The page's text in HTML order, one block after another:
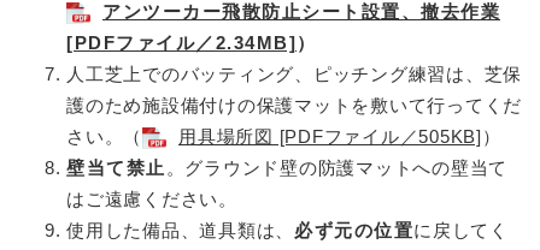
アンツーカー飛散防止シート設置、撤去作業
[PDFファイル／2.34MB]）
人工芝上でのバッティング、ピッチング練習は、芝保
護のため施設備付けの保護マットを敷いて行ってくだ
さい。（
用具場所図 [PDFファイル／505KB] ）
壁当て禁止。グラウンド壁の防護マットへの壁当て
はご遠慮ください。
使用した備品、道具類は、 必ず元の位置に戻してく